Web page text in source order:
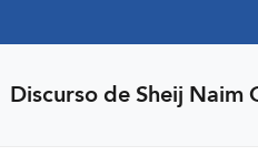
Discurso de Sheij Naim